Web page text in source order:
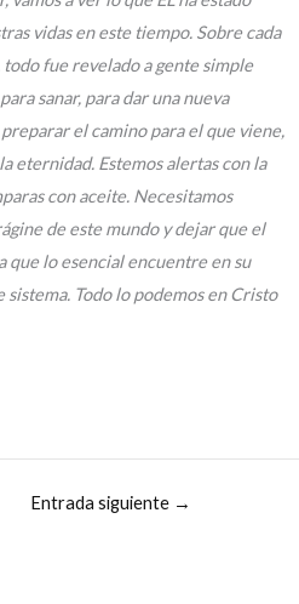
vidas en este tiempo. Sobre cada
fue revelado a gente simple
sanar, para dar una nueva
el camino para el que viene,
eternidad. Estemos alertas con la
con aceite. Necesitamos
de este mundo y dejar que el
que lo esencial encuentre en su
sistema. Todo lo podemos en Cristo
Entrada siguiente →